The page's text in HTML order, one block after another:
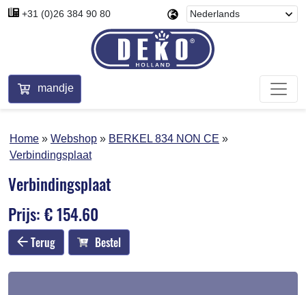
+31 (0)26 384 90 80
mandje
Home Webshop
BERKEL 834 NON CE
Verbindingsplaat
Verbindingsplaat
Prijs: € 154.60
Terug Bestel